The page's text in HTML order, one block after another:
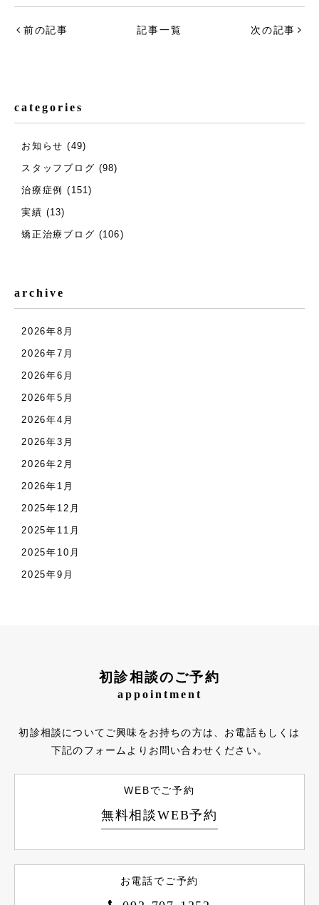
前の記事 記事一覧 次の記事
categories
お知らせ (49)
スタッフブログ (98)
治療症例 (151)
実績 (13)
矯正治療ブログ (106)
archive
2026年8月
2026年7月
2026年6月
2026年5月
2026年4月
2026年3月
2026年2月
2026年1月
2025年12月
2025年11月
2025年10月
2025年9月
初診相談のご予約
appointment
初診相談についてご興味をお持ちの方は、お電話もしくは
下記のフォームよりお問い合わせください。
WEBでご予約
無料相談WEB予約
お電話でご予約